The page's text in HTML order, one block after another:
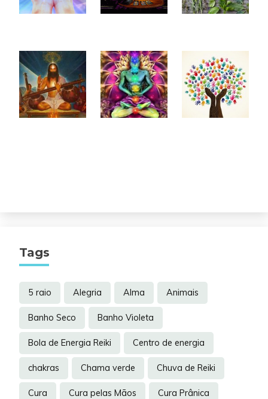
Tags
5 raio Alegria Alma Animais
Banho Seco Banho Violeta
Bola de Energia Reiki Centro de energia
chakras Chama verde Chuva de Reiki
Cura Cura pelas Mãos Cura Prânica